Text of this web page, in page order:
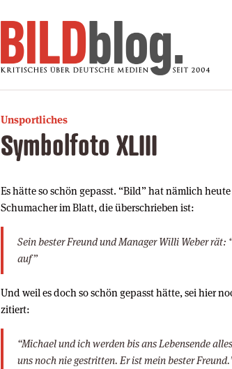
Unsportliches
Symbolfoto XLIII
Es hätte so schön gepasst. “Bild” hat nämlich
Schumacher im Blatt, die überschrieben ist:
Sein bester Freund und Manager Willi Weber
auf”
Und weil es doch so schön gepasst hätte, sei hier
zitiert:
“Michael und ich werden bis ans Lebensende
uns noch nie gestritten. Er ist mein bester